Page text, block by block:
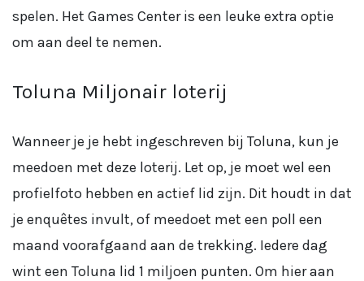
spelen. Het Games Center is een leuke extra optie
om aan deel te nemen.
Toluna Miljonair loterij
Wanneer je je hebt ingeschreven bij Toluna, kun je
meedoen met deze loterij. Let op, je moet wel een
profielfoto hebben en actief lid zijn. Dit houdt in dat
je enquêtes invult, of meedoet met een poll een
maand voorafgaand aan de trekking. Iedere dag
wint een Toluna lid 1 miljoen punten. Om hier aan